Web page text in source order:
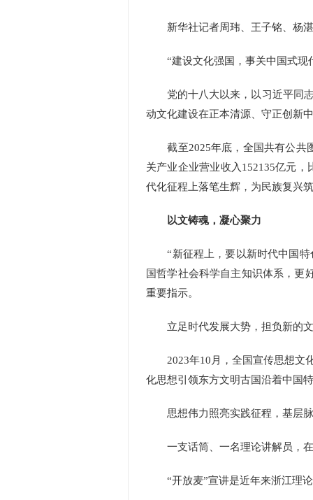
新华社记者周玮、王子铭、杨
“建设文化强国，事关中国式现
党的十八大以来，以习近平同志
动文化建设在正本清源、守正创新
截至2025年底，全国共有公共图
关产业企业营业收入152135亿元
代化征程上落笔生辉，为民族复兴
以文铸魂，凝心聚力
“新征程上，要以新时代中国特
国哲学社会科学自主知识体系，更
重要指示。
立足时代发展大势，担负新的文
2023年10月，全国宣传思想文化
化思想引领东方文明古国沿着中国
思想伟力照亮实践征程，基层脉
一支话筒、一名理论讲解员，在
“开放麦”宣讲是近年来浙江理论